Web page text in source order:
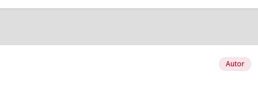
Autor